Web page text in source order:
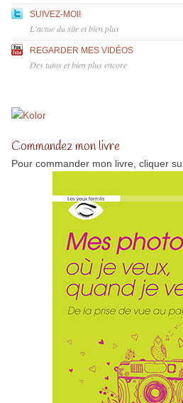
SUIVEZ-MOI!
L'actue du site et bien plus
REGARDER MES VIDÉOS
Des tutos et bien plus encore
Commandez mon livre
Pour commander mon livre, cliquer